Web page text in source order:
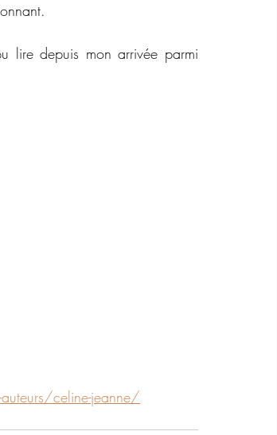
lire depuis mon arrivée parmi
celine-jeanne/